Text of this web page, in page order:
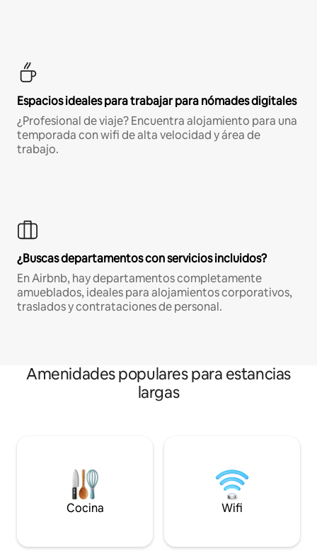
Espacios ideales para trabajar para nómades digitales
¿Profesional de viaje? Encuentra alojamiento para una
temporada con wifi de alta velocidad y área de
trabajo.
¿Buscas departamentos con servicios incluidos?
En Airbnb, hay departamentos completamente
amueblados, ideales para alojamientos corporativos,
traslados y contrataciones de personal.
Amenidades populares para estancias
largas
Cocina Wifi